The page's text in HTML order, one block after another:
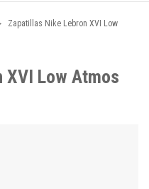
Zapatillas Nike Lebron XVI Low
XVI Low Atmos